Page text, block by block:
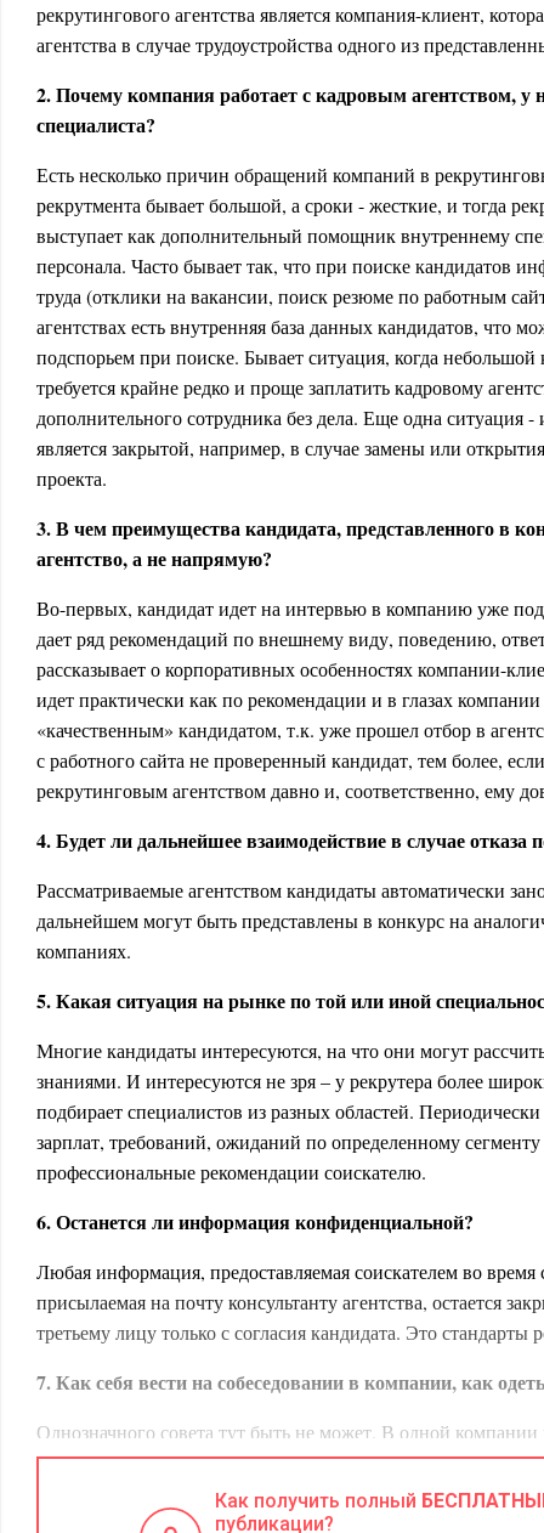
рекрутингового агентства является компания-клиент,
агентства в случае трудоустройства одного из
2. Почему компания работает с кадровым агентством, у
специалиста?
Есть несколько причин обращений компаний в
рекрутмента бывает большой, а сроки - жесткие, и тогда
выступает как дополнительный помощник внутреннему
персонала. Часто бывает так, что при поиске кандидатов
труда (отклики на вакансии, поиск резюме по работным
агентствах есть внутренняя база данных кандидатов, что
подспорьем при поиске. Бывает ситуация, когда
требуется крайне редко и проще заплатить кадровому
дополнительного сотрудника без дела. Еще одна ситуация
является закрытой, например, в случае замены или
проекта.
3. В чем преимущества кандидата, представленного в
агентство, а не напрямую?
Во-первых, кандидат идет на интервью в компанию уже
дает ряд рекомендаций по внешнему виду, поведению,
рассказывает о корпоративных особенностях компании-
идет практически как по рекомендации и в глазах компании
«качественным» кандидатом, т.к. уже прошел отбор в
с работного сайта не проверенный кандидат, тем более,
рекрутинговым агентством давно и, соответственно, ему
4. Будет ли дальнейшее взаимодействие в случае отказа
Рассматриваемые агентством кандидаты автоматически
дальнейшем могут быть представлены в конкурс на
компаниях.
5. Какая ситуация на рынке по той или иной
Многие кандидаты интересуются, на что они могут
знаниями. И интересуются не зря – у рекрутера более
подбирает специалистов из разных областей.
зарплат, требований, ожиданий по определенному
профессиональные рекомендации соискателю.
6. Останется ли информация конфиденциальной?
Любая информация, предоставляемая соискателем во время
присылаемая на почту консультанту агентства, остается
третьему лицу только с согласия кандидата. Это стандарты
7. Как себя вести на собеседовании в компании, как
Однозначного совета тут быть не может. В одной компании
требования к стилю в одежде, в другой обращают основное
мышления, в третьей необходимо понравится личностно. В
знаком с внутренней составляющей компании довольно
Как получить полный
публикации?